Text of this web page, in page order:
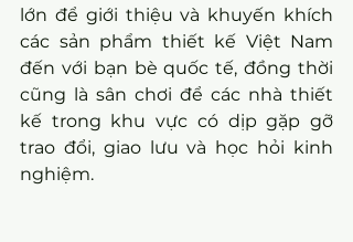
lớn để giới thiệu và khuyến khích
các sản phẩm thiết kế Việt Nam
đến với bạn bè quốc tế, đồng thời
cũng là sân chơi để các nhà thiết
kế trong khu vực có dịp gặp gỡ
trao đổi, giao lưu và học hỏi kinh
nghiệm.